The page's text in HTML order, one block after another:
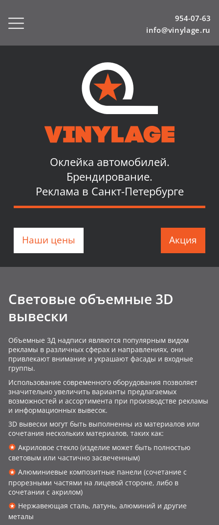
954-07-63
info@vinylage.ru
Оклейка автомобилей.
Брендирование.
Реклама в Санкт-Петербурге
Наши цены Акция
Cветовые объемные 3D
вывески
Объемные 3Д надписи являются популярным видом
рекламы в различных сферах и направлениях, они
привлекают внимание и украшают фасады и входные
группы.
Использование современного оборудования позволяет
значительно увеличить варианты предлагаемых
возможностей и ассортимента при производстве рекламы
и информационных вывесок.
3D вывески могут быть выполненны из материалов или
сочетания нескольких материалов, таких как:
Акриловое стекло (изделие может быть полностью
световым или частично засвеченным)
Алюминиевые композитные панели (сочетание с
прорезными частями на лицевой стороне, либо в
сочетании с акрилом)
Нержавеющая сталь, латунь, алюминий и другие
металы